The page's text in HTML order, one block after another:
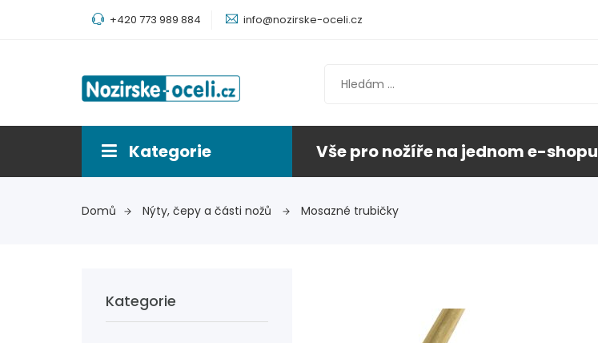
+420 773 989 884 info@nozirske-oceli.cz
Kategorie Vše pro nožíře na jednom e-shopu
Domů Nýty, čepy a části nožů Mosazné trubičky
Kategorie